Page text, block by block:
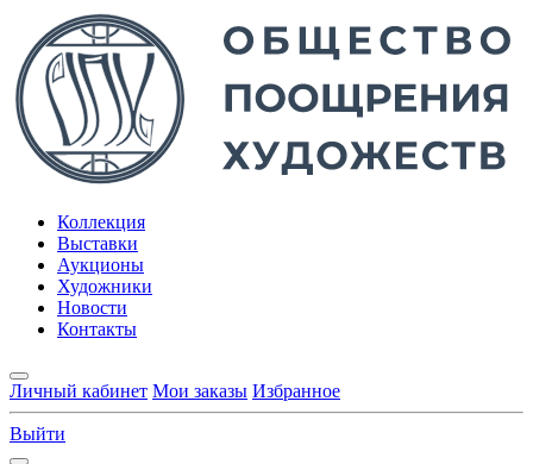
Коллекция
Выставки
Аукционы
Художники
Новости
Контакты
Личный кабинет Мои заказы Избранное
Выйти